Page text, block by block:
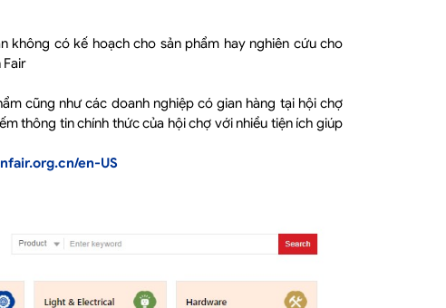
không có kế hoạch cho sản phẩm hay nghiên cứu cho
Fair
cũng như các doanh nghiệp có gian hàng tại hội chợ
thông tin chính thức của hội chợ với nhiều tiện ích giúp
en-US